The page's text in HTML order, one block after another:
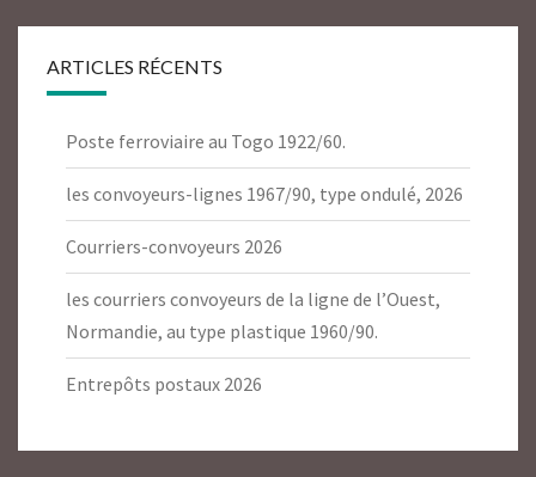
ARTICLES RÉCENTS
Poste ferroviaire au Togo 1922/60.
les convoyeurs-lignes 1967/90, type ondulé, 2026
Courriers-convoyeurs 2026
les courriers convoyeurs de la ligne de l’Ouest,
Normandie, au type plastique 1960/90.
Entrepôts postaux 2026